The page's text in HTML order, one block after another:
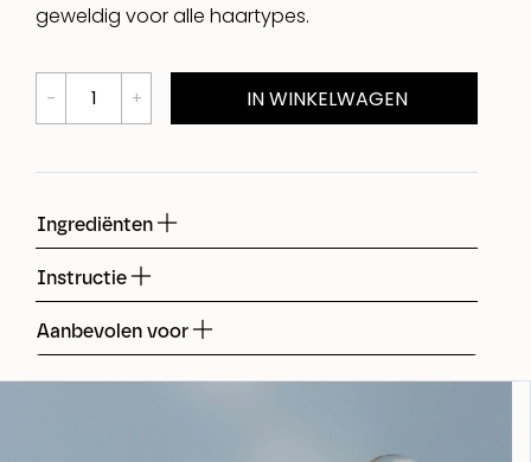
geweldig voor alle haartypes.
Ingrediënten
Instructie
Aanbevolen voor
IN WINKELWAGEN